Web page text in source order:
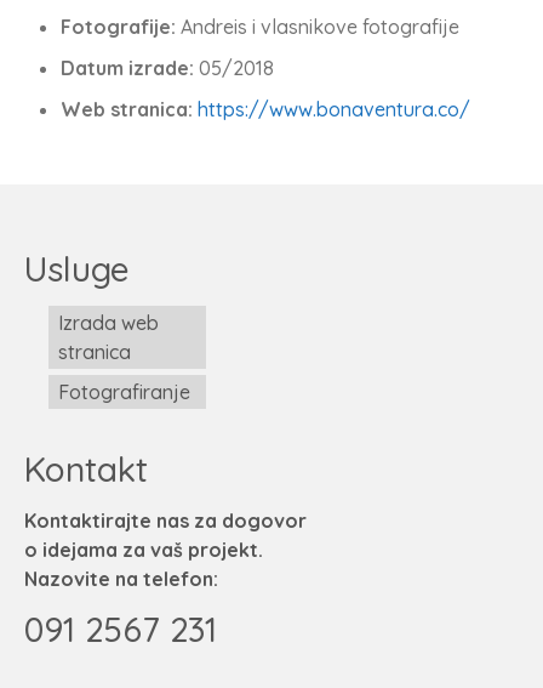
Fotografije: Andreis i vlasnikove fotografije
Datum izrade: 05/2018
Web stranica: https://www.bonaventura.co/
Usluge
Izrada web
stranica
Fotografiranje
Kontakt
Kontaktirajte nas za dogovor
o idejama za vaš projekt.
Nazovite na telefon:
091 2567 231